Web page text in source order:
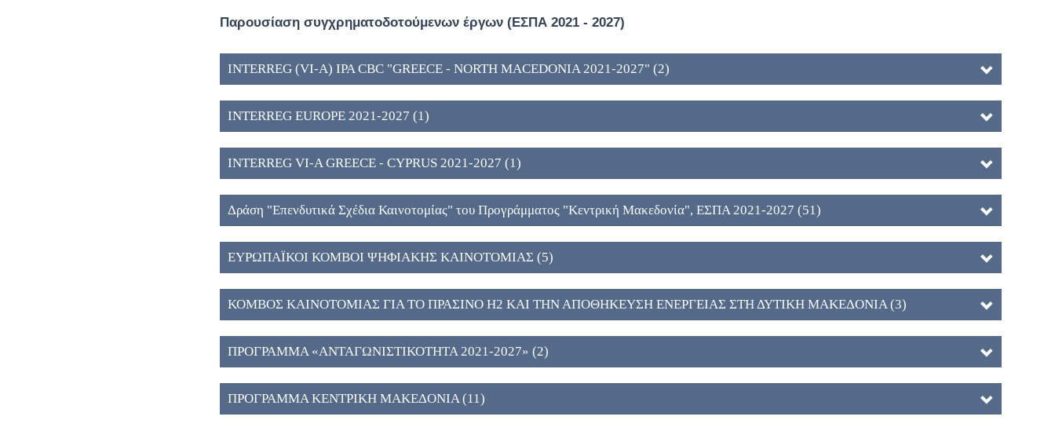
Παρουσίαση συγχρηματοδοτούμενων έργων (ΕΣΠΑ 2021 - 2027)
INTERREG (VI-A) IPA CBC "GREECE - NORTH MACEDONIA 2021-2027" (2)
INTERREG EUROPE 2021-2027 (1)
INTERREG VI-A GREECE - CYPRUS 2021-2027 (1)
Δράση "Eπενδυτικά Σχέδια Καινοτομίας" του Προγράμματος "Κεντρική Μακεδονία", ΕΣΠΑ 2021-2027 (51)
ΕΥΡΩΠΑΪΚΟΙ ΚΟΜΒΟΙ ΨΗΦΙΑΚΗΣ ΚΑΙΝΟΤΟΜΙΑΣ (5)
ΚΟΜΒΟΣ ΚΑΙΝΟΤΟΜΙΑΣ ΓΙΑ ΤΟ ΠΡΑΣΙΝΟ Η2 ΚΑΙ ΤΗΝ ΑΠΟΘΗΚΕΥΣΗ ΕΝΕΡΓΕΙΑΣ ΣΤΗ ΔΥΤΙΚΗ ΜΑΚΕΔΟΝΙΑ (3)
ΠΡΟΓΡΑΜΜΑ «ΑΝΤΑΓΩΝΙΣΤΙΚΟΤΗΤΑ 2021-2027» (2)
ΠΡΟΓΡΑΜΜΑ ΚΕΝΤΡΙΚΗ ΜΑΚΕΔΟΝΙΑ (11)